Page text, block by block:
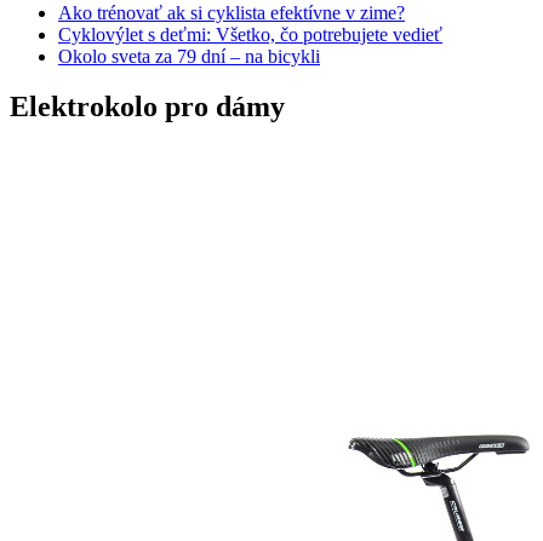
Ako trénovať ak si cyklista efektívne v zime?
Cyklovýlet s deťmi: Všetko, čo potrebujete vedieť
Okolo sveta za 79 dní – na bicykli
Elektrokolo pro dámy